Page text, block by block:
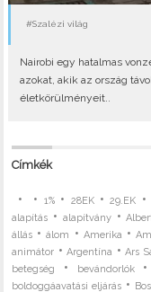
#Szalézi világ
Nairobi egy hatalmas
azokat, akik az ország
életkörülményeit..
Címkék
• • 1%• 28EK•29.EK
alapítás • alapítvány•
állás •álom • Amerika •
animátor •Argentína •Ars
betegség • bevándorlók•
boldoggáavatási eljárás •